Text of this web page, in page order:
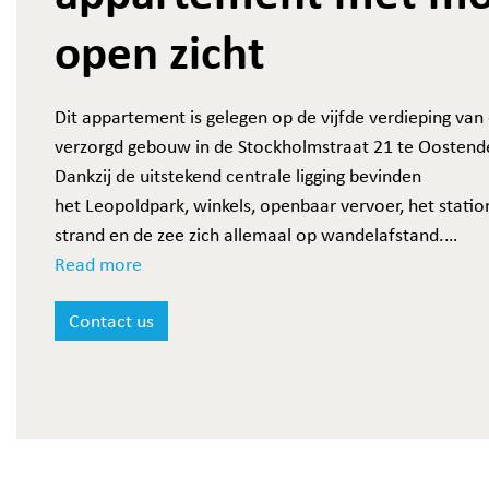
open zicht
Dit appartement is gelegen op de vijfde verdieping van
verzorgd gebouw in de Stockholmstraat 21 te
Dankzij de uitstekend centrale ligging bevinden
het Leopoldpark, winkels, openbaar vervoer, het
strand en de zee zich allemaal op wandelafstand.
Binnenin geniet het appartement, dankzij de mooie
een mooi open zicht. Bovendien is het
Read more
Contact us